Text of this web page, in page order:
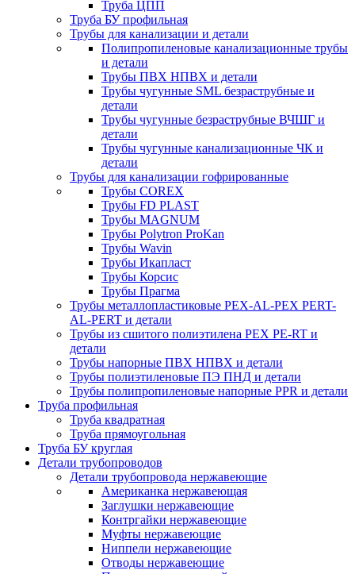
Труба ЦПП
Труба БУ профильная
Трубы для канализации и детали
Полипропиленовые канализационные трубы
и детали
Трубы ПВХ НПВХ и детали
Трубы чугунные SML безраструбные и
детали
Трубы чугунные безраструбные ВЧШГ и
детали
Трубы чугунные канализационные ЧК и
детали
Трубы для канализации гофрированные
Трубы COREX
Трубы FD PLAST
Трубы MAGNUM
Трубы Polytron ProKan
Трубы Wavin
Трубы Икапласт
Трубы Корсис
Трубы Прагма
Трубы металлопластиковые PEX-AL-PEX PERT-
AL-PERT и детали
Трубы из сшитого полиэтилена PEX PE-RT и
детали
Трубы напорные ПВХ НПВХ и детали
Трубы полиэтиленовые ПЭ ПНД и детали
Трубы полипропиленовые напорные PPR и детали
Труба профильная
Труба квадратная
Труба прямоугольная
Труба БУ круглая
Детали трубопроводов
Детали трубопровода нержавеющие
Американка нержавеющая
Заглушки нержавеющие
Контргайки нержавеющие
Муфты нержавеющие
Ниппели нержавеющие
Отводы нержавеющие